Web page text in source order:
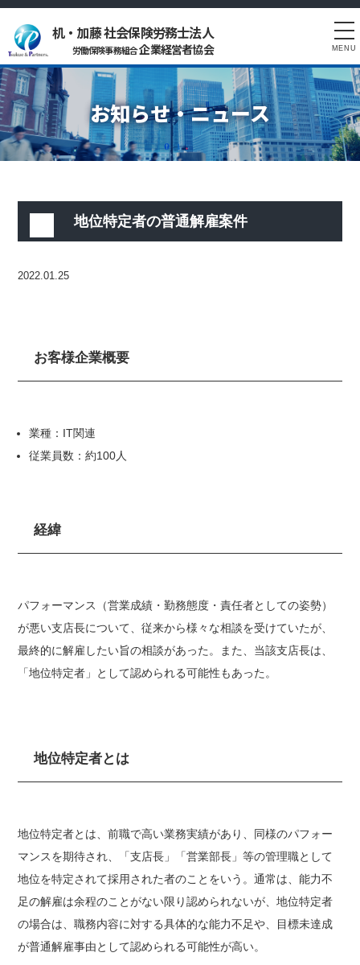
MENU
机・加藤 社会保険労務士法人
労働保険事務組合企業経営者協会
お知らせ・ニュース
地位特定者の普通解雇案件
2022.01.25
お客様企業概要
業種：IT関連
従業員数：約100人
経緯
パフォーマンス（営業成績・勤務態度・責任者としての姿勢）
が悪い支店長について、従来から様々な相談を受けていたが、
最終的に解雇したい旨の相談があった。また、当該支店長は、
「地位特定者」として認められる可能性もあった。
地位特定者とは
地位特定者とは、前職で高い業務実績があり、同様のパフォー
マンスを期待され、「支店長」「営業部長」等の管理職として
地位を特定されて採用された者のことをいう。通常は、能力不
足の解雇は余程のことがない限り認められないが、地位特定者
の場合は、職務内容に対する具体的な能力不足や、目標未達成
が普通解雇事由として認められる可能性が高い。